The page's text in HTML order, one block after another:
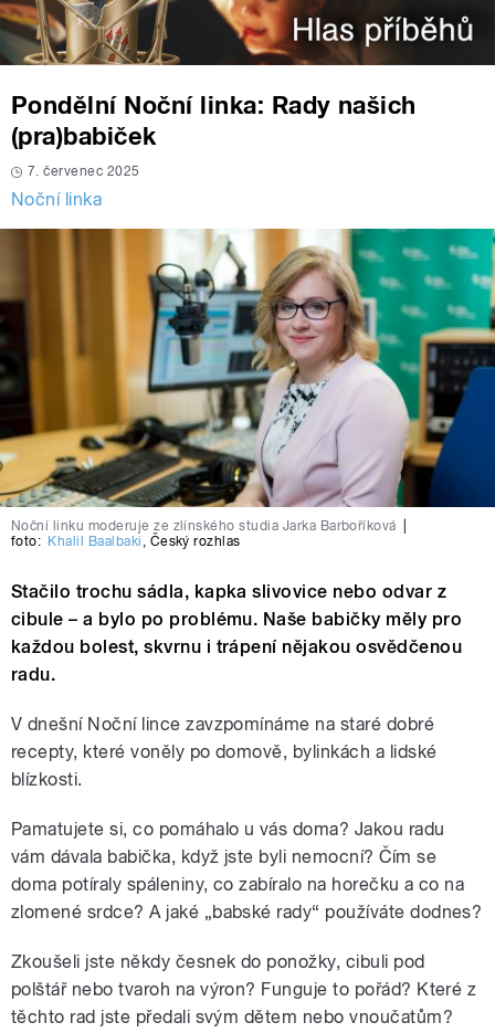
Pondělní Noční linka: Rady našich
(pra)babiček
7. červenec 2025
Noční linka
Noční linku moderuje ze zlínského studia Jarka Barboříková
foto: Khalil Baalbaki , Český rozhlas
Stačilo trochu sádla, kapka slivovice nebo odvar z
cibule – a bylo po problému. Naše babičky měly pro
každou bolest, skvrnu i trápení nějakou osvědčenou
radu.
V dnešní Noční lince zavzpomínáme na staré dobré
recepty, které voněly po domově, bylinkách a lidské
blízkosti.
Pamatujete si, co pomáhalo u vás doma? Jakou radu
vám dávala babička, když jste byli nemocní? Čím se
doma potíraly spáleniny, co zabíralo na horečku a co na
zlomené srdce? A jaké „babské rady“ používáte dodnes?
Zkoušeli jste někdy česnek do ponožky, cibuli pod
polštář nebo tvaroh na výron? Funguje to pořád? Které z
těchto rad jste předali svým dětem nebo vnoučatům?